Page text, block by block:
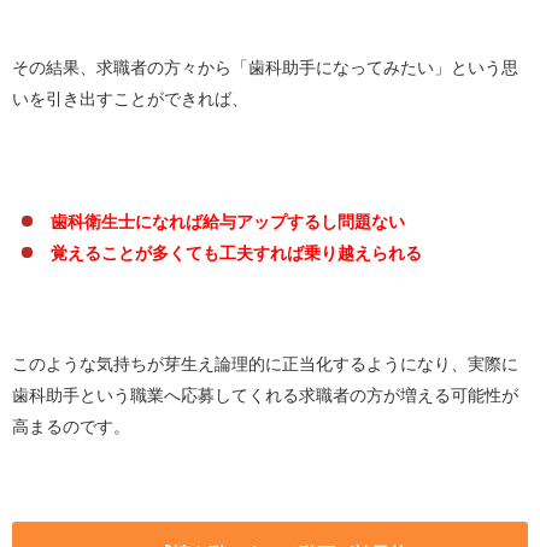
その結果、求職者の方々から「歯科助手になってみたい」という思
いを引き出すことができれば、
歯科衛生士になれば給与アップするし問題ない
覚えることが多くても工夫すれば乗り越えられる
このような気持ちが芽生え論理的に正当化するようになり、実際に
歯科助手という職業へ応募してくれる求職者の方が増える可能性が
高まるのです。